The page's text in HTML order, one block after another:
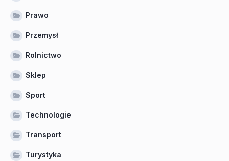
Prawo
Przemysł
Rolnictwo
Sklep
Sport
Technologie
Transport
Turystyka